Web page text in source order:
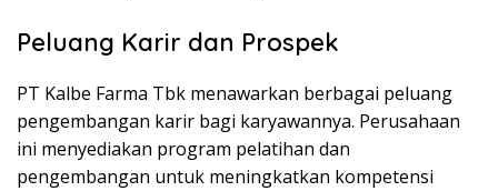
Peluang Karir dan Prospek
PT Kalbe Farma Tbk menawarkan berbagai peluang
pengembangan karir bagi karyawannya. Perusahaan
ini menyediakan program pelatihan dan
pengembangan untuk meningkatkan kompetensi